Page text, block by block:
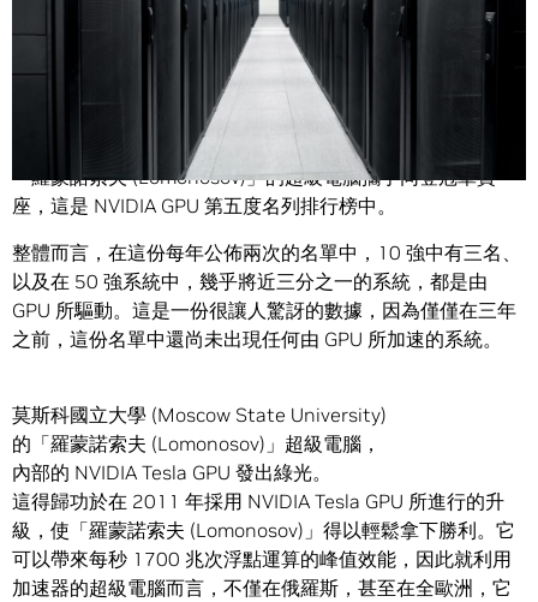
俄羅斯正押寶 NVIDIA 的遊戲技術可加速它的科學研究，現在
也已獲得回報。
最高效能系統
前 50 強名單中，NVIDIA
GPU 與莫斯科國立大學 (Moscow State University) 名為
「羅蒙諾索夫 (Lomonosov)」的超級電腦攜手同登冠軍寶
座，這是 NVIDIA GPU 第五度名列排行榜中。
整體而言，在這份每年公佈兩次的名單中，10 強中有三名、
以及在 50 強系統中，幾乎將近三分之一的系統，都是由
GPU 所驅動。這是一份很讓人驚訝的數據，因為僅僅在三年
之前，這份名單中還尚未出現任何由 GPU 所加速的系統。
莫斯科國立大學 (Moscow State University)
的「羅蒙諾索夫 (Lomonosov)」超級電腦，
內部的 NVIDIA Tesla GPU 發出綠光。
這得歸功於在 2011 年採用 NVIDIA Tesla GPU 所進行的升
級，使「羅蒙諾索夫 (Lomonosov)」得以輕鬆拿下勝利。它
可以帶來每秒 1700 兆次浮點運算的峰值效能，因此就利用
加速器的超級電腦而言，不僅在俄羅斯，甚至在全歐洲，它